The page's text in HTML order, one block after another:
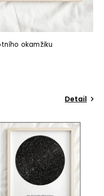
okamžiku
Detail